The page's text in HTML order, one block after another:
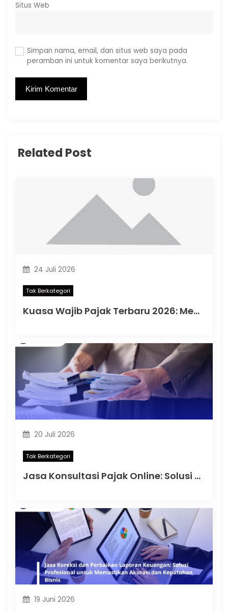
Situs Web
Simpan nama, email, dan situs web saya pada
peramban ini untuk komentar saya berikutnya.
Related Post
24 Juli 2026
Tak Berkategori
Kuasa Wajib Pajak Terbaru 2026: Memahami Aturan Baru PMK 44 Tahun 2026 agar Kepatuhan Pajak Tetap Terjaga
20 Juli 2026
Tak Berkategori
Jasa Konsultasi Pajak Online: Solusi Praktis untuk Kepatuhan Pajak Perusahaan dan Pelaku Usaha
19 Juni 2026